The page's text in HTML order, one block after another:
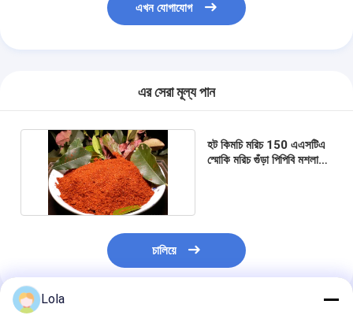
এখন যোগাযোগ
এর সেরা মূল্য পান
হট কিমচি মরিচ 150 এএসটিএ
স্মোকি মরিচ গুঁড়া পিপিবি মশলাদার
চালিয়ে
Lola